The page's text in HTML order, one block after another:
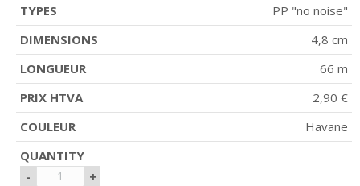
PP "no noise"
4,8 cm
66 m
2,90 €
Havane
- +